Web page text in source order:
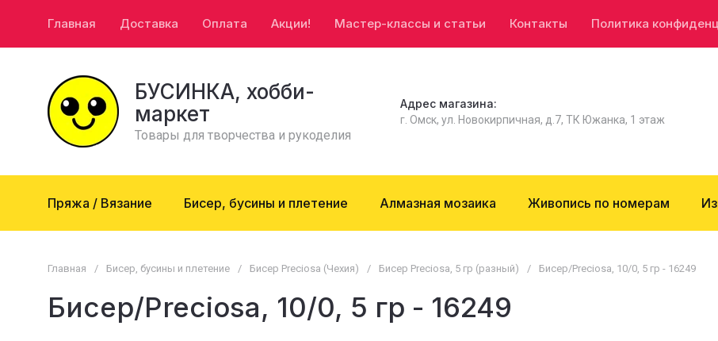
Главная Доставка Оплата Акции! Мастер-классы и статьи Контакты Политика
БУСИНКА, хобби-
маркет
Товары для творчества и рукоделия
Адрес магазина:
г. Омск, ул. Новокирпичная, д.7, ТК Южанка, 1 этаж
Пряжа / Вязание Бисер, бусины и плетение Алмазная мозаика Живопись по номерам
Главная / Бисер, бусины и плетение / Бисер Preciosa (Чехия) / Бисер Preciosa, 5 гр (разный) / Бисер/Preciosa, 10/0, 5 гр - 16249
Бисер/Preciosa, 10/0, 5 гр - 16249